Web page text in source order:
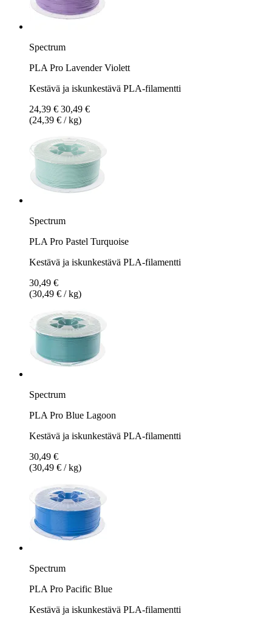
Spectrum
PLA Pro Lavender Violett
Kestävä ja iskunkestävä PLA-filamentti
24,39 € 30,49 €
(24,39 € / kg)
Spectrum
PLA Pro Pastel Turquoise
Kestävä ja iskunkestävä PLA-filamentti
30,49 €
(30,49 € / kg)
Spectrum
PLA Pro Blue Lagoon
Kestävä ja iskunkestävä PLA-filamentti
30,49 €
(30,49 € / kg)
Spectrum
PLA Pro Pacific Blue
Kestävä ja iskunkestävä PLA-filamentti